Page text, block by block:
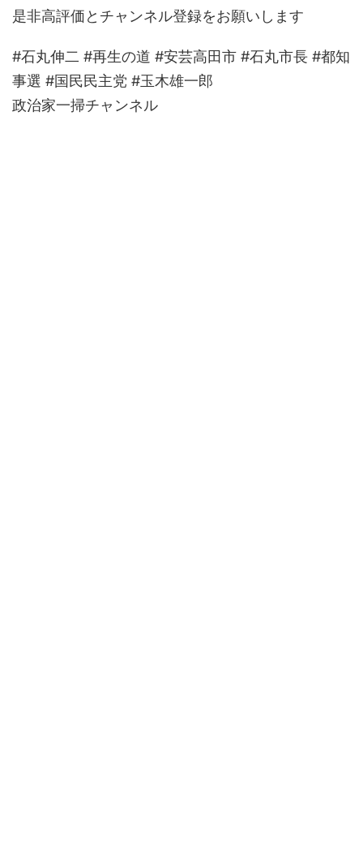
是非高評価とチャンネル登録をお願いします
#石丸伸二 #再生の道 #安芸高田市 #石丸市長 #都知
事選 #国民民主党 #玉木雄一郎
政治家一掃チャンネル